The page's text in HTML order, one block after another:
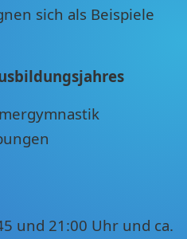
sich als Beispiele
und 21:00 Uhr und ca.